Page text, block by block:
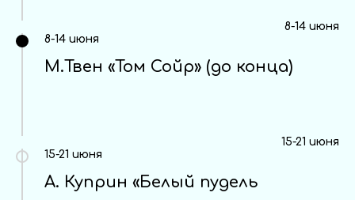
8-14 июня
8-14 июня
М.Твен «Том Сойр» (до конца)
15-21 июня
15-21 июня
А. Куприн «Белый пудель